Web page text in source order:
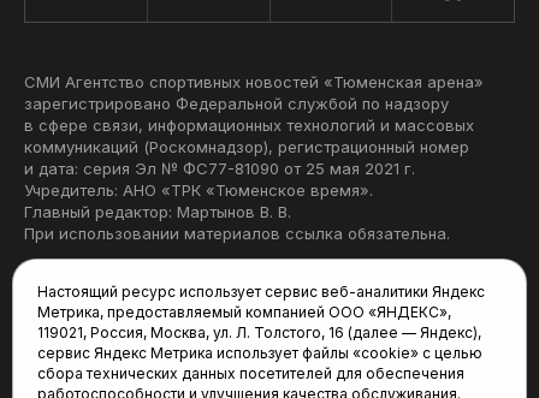
СМИ Агентство спортивных новостей «Тюменская арена»
зарегистрировано Федеральной службой по надзору
в сфере связи, информационных технологий и массовых
коммуникаций (Роскомнадзор), регистрационный номер
и дата: серия Эл № ФС77-81090 от 25 мая 2021 г.
Учредитель: АНО «ТРК «Тюменское время».
Главный редактор: Мартынов В. В.
При использовании материалов ссылка обязательна.
Редакция:
625035, Тюмень, пр. Геологоразведчиков, 28А
(3452) 68-22-28
Настоящий ресурс использует сервис веб-аналитики Яндекс
Метрика, предоставляемый компанией ООО «ЯНДЕКС»,
119021, Россия, Москва, ул. Л. Толстого, 16 (далее — Яндекс),
сервис Яндекс Метрика использует файлы «cookie» с целью
сбора технических данных посетителей для обеспечения
работоспособности и улучшения качества обслуживания.